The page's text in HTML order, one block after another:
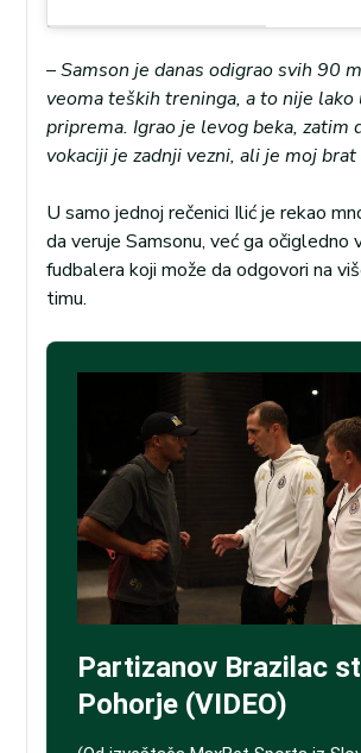
– Samson je danas odigrao svih 90
veoma teških treninga, a to nije
priprema. Igrao je levog beka, zatim
vokaciji je zadnji vezni, ali je moj brat
U samo jednoj rečenici Ilić je rekao
da veruje Samsonu, već ga očigledno
fudbalera koji može da odgovori na
timu.